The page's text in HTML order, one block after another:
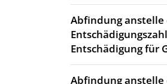
Abfindung
Entschädigung für
Abfindung